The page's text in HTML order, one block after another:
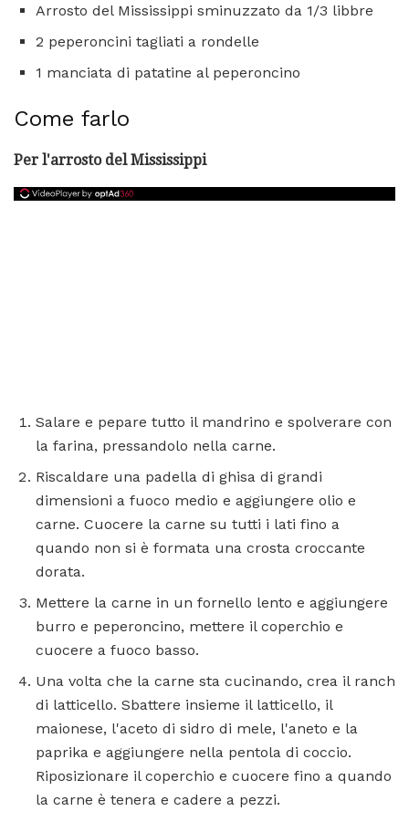
Arrosto del Mississippi sminuzzato da 1/3 libbre
2 peperoncini tagliati a rondelle
1 manciata di patatine al peperoncino
Come farlo
Per l'arrosto del Mississippi
Salare e pepare tutto il mandrino e spolverare con
la farina, pressandolo nella carne.
Riscaldare una padella di ghisa di grandi
dimensioni a fuoco medio e aggiungere olio e
carne. Cuocere la carne su tutti i lati fino a
quando non si è formata una crosta croccante
dorata.
Mettere la carne in un fornello lento e aggiungere
burro e peperoncino, mettere il coperchio e
cuocere a fuoco basso.
Una volta che la carne sta cucinando, crea il ranch
di latticello. Sbattere insieme il latticello, il
maionese, l'aceto di sidro di mele, l'aneto e la
paprika e aggiungere nella pentola di coccio.
Riposizionare il coperchio e cuocere fino a quando
la carne è tenera e cadere a pezzi.